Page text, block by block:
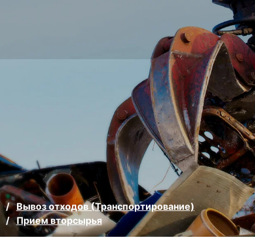
Вывоз отходов (Транспортирование)
Прием вторсырья